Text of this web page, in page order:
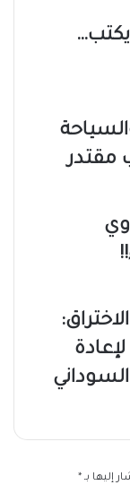
إليها بـ *